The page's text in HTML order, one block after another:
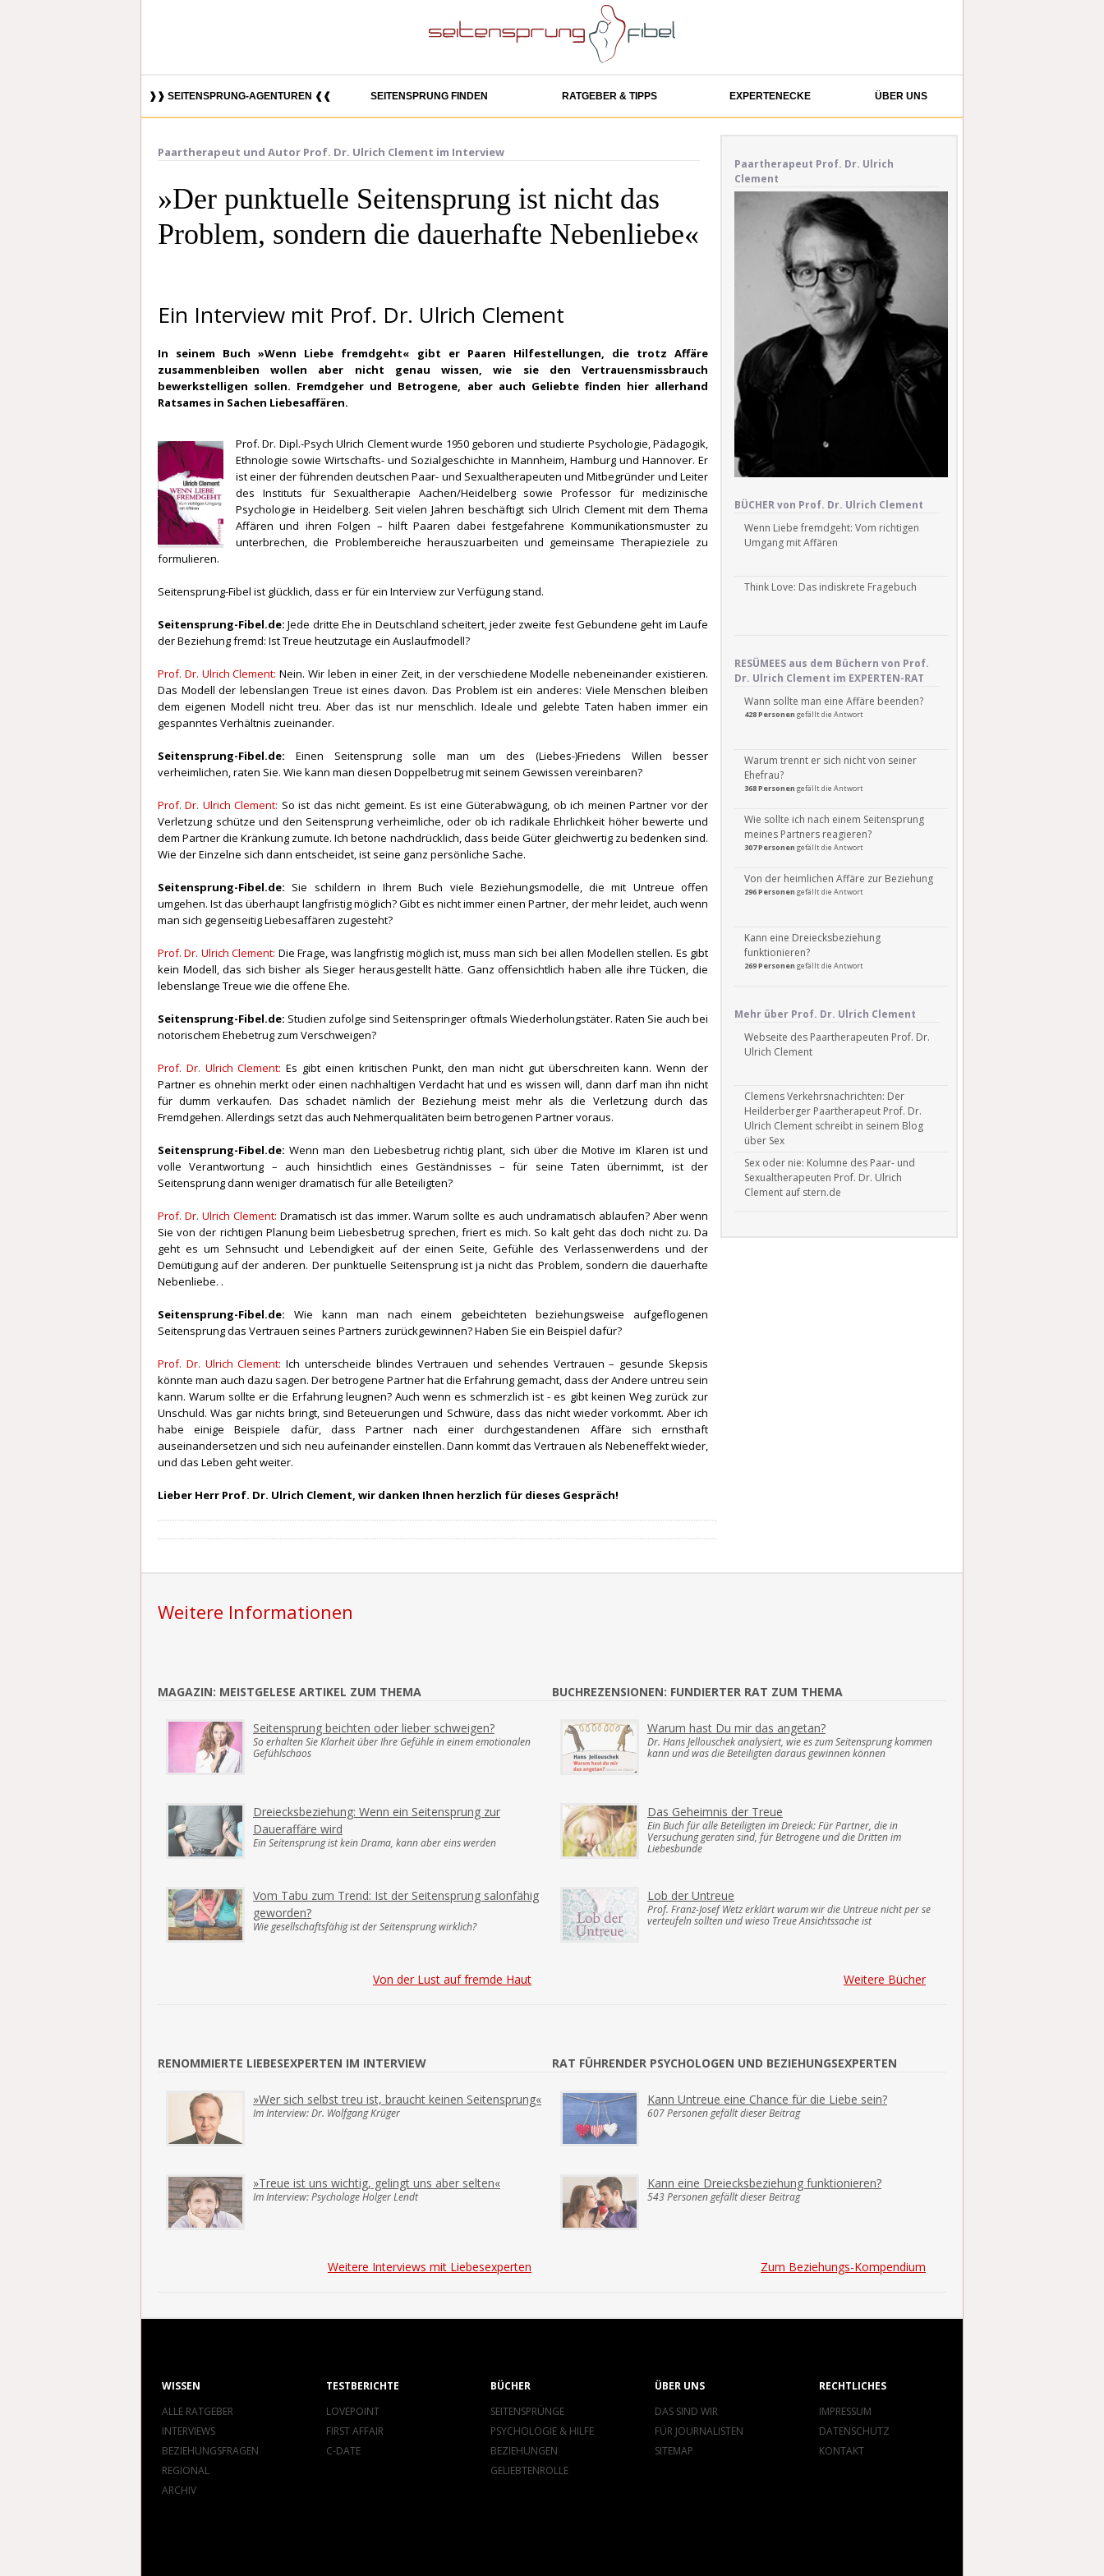
❱❱ SEITENSPRUNG-AGENTUREN ❰❰ SEITENSPRUNG FINDEN RATGEBER & TIPPS EXPERTENECKE ÜBER UNS
Paartherapeut und Autor Prof. Dr. Ulrich Clement im Interview
»Der punktuelle Seitensprung ist nicht das
Problem, sondern die dauerhafte Nebenliebe«
Ein Interview mit Prof. Dr. Ulrich Clement
In seinem Buch »Wenn Liebe fremdgeht« gibt er Paaren Hilfestellungen, die trotz Affäre
zusammenbleiben wollen aber nicht genau wissen, wie sie den Vertrauensmissbrauch
bewerkstelligen sollen. Fremdgeher und Betrogene, aber auch Geliebte finden hier allerhand
Ratsames in Sachen Liebesaffären.
Prof. Dr. Dipl.-Psych Ulrich Clement wurde 1950 geboren und studierte Psychologie, Pädagogik,
Ethnologie sowie Wirtschafts- und Sozialgeschichte in Mannheim, Hamburg und Hannover. Er
ist einer der führenden deutschen Paar- und Sexualtherapeuten und Mitbegründer und Leiter
des Instituts für Sexualtherapie Aachen/Heidelberg sowie Professor für medizinische
Psychologie in Heidelberg. Seit vielen Jahren beschäftigt sich Ulrich Clement mit dem Thema
Affären und ihren Folgen – hilft Paaren dabei festgefahrene Kommunikationsmuster zu
unterbrechen, die Problembereiche herauszuarbeiten und gemeinsame Therapieziele zu
formulieren.
Seitensprung-Fibel ist glücklich, dass er für ein Interview zur Verfügung stand.
Seitensprung-Fibel.de:Jede dritte Ehe in Deutschland scheitert, jeder zweite fest Gebundene geht im Laufe
der Beziehung fremd: Ist Treue heutzutage ein Auslaufmodell?
Prof. Dr. Ulrich Clement:Nein. Wir leben in einer Zeit, in der verschiedene Modelle nebeneinander existieren.
Das Modell der lebenslangen Treue ist eines davon. Das Problem ist ein anderes: Viele Menschen bleiben
dem eigenen Modell nicht treu. Aber das ist nur menschlich. Ideale und gelebte Taten haben immer ein
gespanntes Verhältnis zueinander.
Seitensprung-Fibel.de: Einen Seitensprung solle man um des (Liebes-)Friedens Willen besser
verheimlichen, raten Sie. Wie kann man diesen Doppelbetrug mit seinem Gewissen vereinbaren?
Prof. Dr. Ulrich Clement: So ist das nicht gemeint. Es ist eine Güterabwägung, ob ich meinen Partner vor der
Verletzung schütze und den Seitensprung verheimliche, oder ob ich radikale Ehrlichkeit höher bewerte und
dem Partner die Kränkung zumute. Ich betone nachdrücklich, dass beide Güter gleichwertig zu bedenken sind.
Wie der Einzelne sich dann entscheidet, ist seine ganz persönliche Sache.
Seitensprung-Fibel.de: Sie schildern in Ihrem Buch viele Beziehungsmodelle, die mit Untreue offen
umgehen. Ist das überhaupt langfristig möglich? Gibt es nicht immer einen Partner, der mehr leidet, auch wenn
man sich gegenseitig Liebesaffären zugesteht?
Prof. Dr. Ulrich Clement: Die Frage, was langfristig möglich ist, muss man sich bei allen Modellen stellen. Es gibt
kein Modell, das sich bisher als Sieger herausgestellt hätte. Ganz offensichtlich haben alle ihre Tücken, die
lebenslange Treue wie die offene Ehe.
Seitensprung-Fibel.de: Studien zufolge sind Seitenspringer oftmals Wiederholungstäter. Raten Sie auch bei
notorischem Ehebetrug zum Verschweigen?
Prof. Dr. Ulrich Clement:Es gibt einen kritischen Punkt, den man nicht gut überschreiten kann. Wenn der
Partner es ohnehin merkt oder einen nachhaltigen Verdacht hat und es wissen will, dann darf man ihn nicht
für dumm verkaufen. Das schadet nämlich der Beziehung meist mehr als die Verletzung durch das
Fremdgehen. Allerdings setzt das auch Nehmerqualitäten beim betrogenen Partner voraus.
Seitensprung-Fibel.de:Wenn man den Liebesbetrug richtig plant, sich über die Motive im Klaren ist und
volle Verantwortung – auch hinsichtlich eines Geständnisses – für seine Taten übernimmt, ist der
Seitensprung dann weniger dramatisch für alle Beteiligten?
Prof. Dr. Ulrich Clement: Dramatisch ist das immer. Warum sollte es auch undramatisch ablaufen? Aber wenn
Sie von der richtigen Planung beim Liebesbetrug sprechen, friert es mich. So kalt geht das doch nicht zu. Da
geht es um Sehnsucht und Lebendigkeit auf der einen Seite, Gefühle des Verlassenwerdens und der
Demütigung auf der anderen. Der punktuelle Seitensprung ist ja nicht das Problem, sondern die dauerhafte
Nebenliebe. .
Seitensprung-Fibel.de: Wie kann man nach einem gebeichteten beziehungsweise aufgeflogenen
Seitensprung das Vertrauen seines Partners zurückgewinnen? Haben Sie ein Beispiel dafür?
Prof. Dr. Ulrich Clement:Ich unterscheide blindes Vertrauen und sehendes Vertrauen – gesunde Skepsis
könnte man auch dazu sagen. Der betrogene Partner hat die Erfahrung gemacht, dass der Andere untreu sein
kann. Warum sollte er die Erfahrung leugnen? Auch wenn es schmerzlich ist - es gibt keinen Weg zurück zur
Unschuld. Was gar nichts bringt, sind Beteuerungen und Schwüre, dass das nicht wieder vorkommt. Aber ich
habe einige Beispiele dafür, dass Partner nach einer durchgestandenen Affäre sich ernsthaft
auseinandersetzen und sich neu aufeinander einstellen. Dann kommt das Vertrauen als Nebeneffekt wieder,
und das Leben geht weiter.
Lieber Herr Prof. Dr. Ulrich Clement, wir danken Ihnen herzlich für dieses Gespräch!
Paartherapeut Prof. Dr. Ulrich
Clement
BÜCHER von Prof. Dr. Ulrich Clement
Wenn Liebe fremdgeht: Vom richtigen
Umgang mit Affären
Think Love: Das indiskrete Fragebuch
RESÜMEES aus dem Büchern von Prof.
Dr. Ulrich Clement im EXPERTEN-RAT
Wann sollte man eine Affäre beenden?
428 Personen gefällt die Antwort
Warum trennt er sich nicht von seiner
Ehefrau?
368 Personen gefällt die Antwort
Wie sollte ich nach einem Seitensprung
meines Partners reagieren?
307 Personen gefällt die Antwort
Von der heimlichen Affäre zur Beziehung
296 Personen gefällt die Antwort
Kann eine Dreiecksbeziehung
funktionieren?
269 Personen gefällt die Antwort
Mehr über Prof. Dr. Ulrich Clement
Webseite des Paartherapeuten Prof. Dr.
Ulrich Clement
Clemens Verkehrsnachrichten: Der
Heilderberger Paartherapeut Prof. Dr.
Ulrich Clement schreibt in seinem Blog
über Sex
Sex oder nie: Kolumne des Paar- und
Sexualtherapeuten Prof. Dr. Ulrich
Clement auf stern.de
Weitere Informationen
MAGAZIN: MEISTGELESE ARTIKEL ZUM THEMA
Seitensprung beichten oder lieber schweigen?
So erhalten Sie Klarheit über Ihre Gefühle in einem emotionalen
Gefühlschaos
Dreiecksbeziehung: Wenn ein Seitensprung zur
Daueraffäre wird
Ein Seitensprung ist kein Drama, kann aber eins werden
Vom Tabu zum Trend: Ist der Seitensprung salonfähig
geworden?
Wie gesellschaftsfähig ist der Seitensprung wirklich?
Von der Lust auf fremde Haut
BUCHREZENSIONEN: FUNDIERTER RAT ZUM THEMA
Warum hast Du mir das angetan?
Dr. Hans Jellouschek analysiert, wie es zum Seitensprung kommen
kann und was die Beteiligten daraus gewinnen können
Das Geheimnis der Treue
Ein Buch für alle Beteiligten im Dreieck: Für Partner, die in
Versuchung geraten sind, für Betrogene und die Dritten im
Liebesbunde
Lob der Untreue
Prof. Franz-Josef Wetz erklärt warum wir die Untreue nicht per se
verteufeln sollten und wieso Treue Ansichtssache ist
Weitere Bücher
RENOMMIERTE LIEBESEXPERTEN IM INTERVIEW
»Wer sich selbst treu ist, braucht keinen Seitensprung«
Im Interview: Dr. Wolfgang Krüger
»Treue ist uns wichtig, gelingt uns aber selten«
Im Interview: Psychologe Holger Lendt
Weitere Interviews mit Liebesexperten
RAT FÜHRENDER PSYCHOLOGEN UND BEZIEHUNGSEXPERTEN
Kann Untreue eine Chance für die Liebe sein?
607 Personen gefällt dieser Beitrag
Kann eine Dreiecksbeziehung funktionieren?
543 Personen gefällt dieser Beitrag
Zum Beziehungs-Kompendium
WISSEN
ALLE RATGEBER
INTERVIEWS
BEZIEHUNGSFRAGEN
REGIONAL
ARCHIV
TESTBERICHTE
LOVEPOINT
FIRST AFFAIR
C-DATE
BÜCHER
SEITENSPRÜNGE
PSYCHOLOGIE & HILFE
BEZIEHUNGEN
GELIEBTENROLLE
ÜBER UNS
DAS SIND WIR
FÜR JOURNALISTEN
SITEMAP
RECHTLICHES
IMPRESSUM
DATENSCHUTZ
KONTAKT